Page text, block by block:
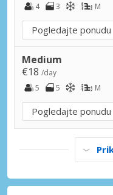
4
3 M
Pogledajte ponudu
Medium
€18 /day
5
5 M
Pogledajte ponudu